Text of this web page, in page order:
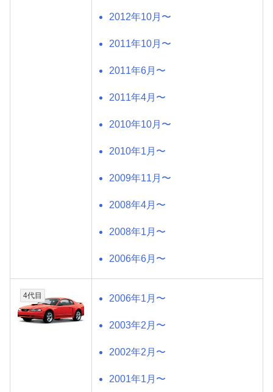
2012年10月〜
2011年10月〜
2011年6月〜
2011年4月〜
2010年10月〜
2010年1月〜
2009年11月〜
2008年4月〜
2008年1月〜
2006年6月〜
4代目 2006年1月〜
2003年2月〜
2002年2月〜
2001年1月〜